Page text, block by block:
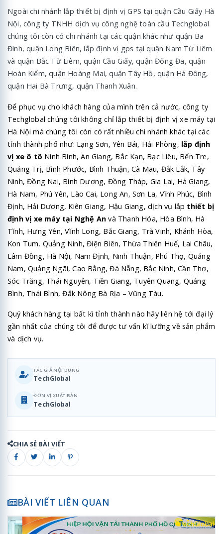
Ngoài chi nhánh lắp thiết bị định vị GPS tại quận Cầu Giấy Hà
Nội, công ty TNHH dịch vụ công nghệ toàn cầu Techglobal
chúng tôi còn có chi nhánh tại các quận khác như quận Ba
Đình, quận Long Biên, lắp định vị gps tại quận Nam Từ Liêm
và quận Bắc Từ Liêm, quận Cầu Giấy, quận Đống Đa, quận
Hoàn Kiếm, quận Hoàng Mai, quận Tây Hồ, quận Hà Đông,
quận Hai Bà Trưng, quận Thanh Xuân.
Để phục vụ cho khách hàng của mình trên cả nước, công ty
Techglobal chúng tôi không chỉ lắp thiết bị định vị xe máy tại
Hà Nội mà chúng tôi còn có rất nhiều chi nhánh khác tại các
tỉnh thành phố như: Lạng Sơn, Yên Bái, Hải Phòng, lắp định
vị xe ô tô Ninh Bình, An Giang, Bắc Kạn, Bạc Liêu, Bến Tre,
Quảng Trị, Bình Phước, Bình Thuận, Cà Mau, Đắk Lắk, Tây
Ninh, Đồng Nai, Bình Dương, Đồng Tháp, Gia Lai, Hà Giang,
Hà Nam, Phú Yên, Lào Cai, Long An, Sơn La, Vĩnh Phúc, Bình
Định, Hải Dương, Kiên Giang, Hậu Giang, dịch vụ lắp thiết bị
định vị xe máy tại Nghệ An và Thanh Hóa, Hòa Bình, Hà
Tĩnh, Hưng Yên, Vĩnh Long, Bắc Giang, Trà Vinh, Khánh Hòa,
Kon Tum, Quảng Ninh, Điện Biên, Thừa Thiên Huế, Lai Châu,
Lâm Đồng, Hà Nội, Nam Định, Ninh Thuận, Phú Thọ, Quảng
Nam, Quảng Ngãi, Cao Bằng, Đà Nẵng, Bắc Ninh, Cần Thơ,
Sóc Trăng, Thái Nguyên, Tiền Giang, Tuyên Quang, Quảng
Bình, Thái Bình, Đắk Nông Bà Rịa – Vũng Tàu.
Quý khách hàng tại bất kì tỉnh thành nào hãy liên hệ tới đại lý
gần nhất của chúng tôi để được tư vấn kĩ lưỡng về sản phẩm
và dịch vụ.
TÁC GIẢ NỘI DUNG
TechGlobal
ĐƠN VỊ XUẤT BẢN
TechGlobal
CHIA SẺ BÀI VIẾT
BÀI VIẾT LIÊN QUAN